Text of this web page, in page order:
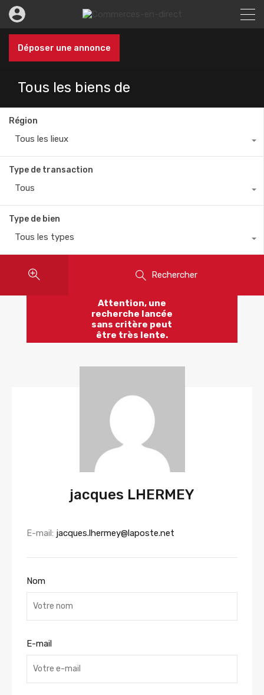
Déposer une annonce
Tous les biens de
Région
Tous les lieux
Type de transaction
Tous
Type de bien
Tous les types
Rechercher
Attention, une
recherche lancée
sans critère peut
être très lente.
jacques LHERMEY
E-mail: jacques.lhermey@laposte.net
Nom
E-mail